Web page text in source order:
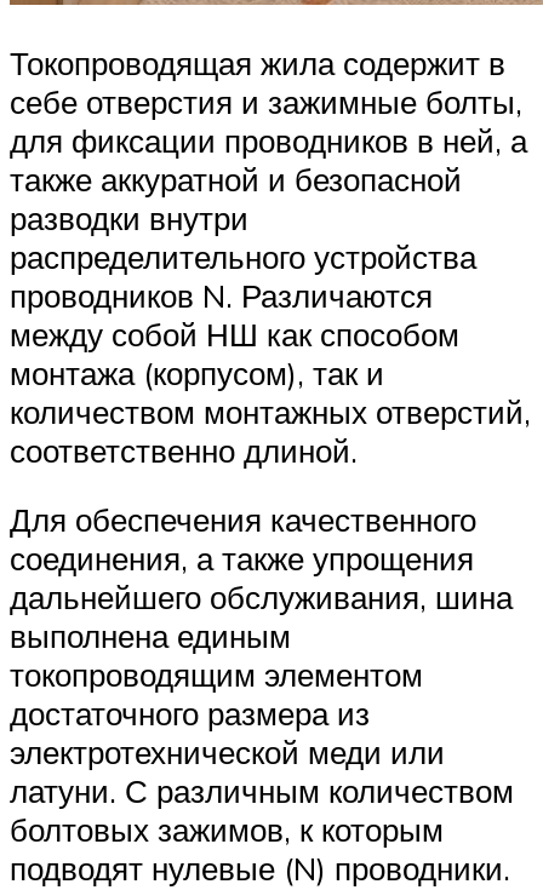
Токопроводящая жила содержит в
себе отверстия и зажимные болты,
для фиксации проводников в ней, а
также аккуратной и безопасной
разводки внутри
распределительного устройства
проводников N. Различаются
между собой НШ как способом
монтажа (корпусом), так и
количеством монтажных отверстий,
соответственно длиной.
Для обеспечения качественного
соединения, а также упрощения
дальнейшего обслуживания, шина
выполнена единым
токопроводящим элементом
достаточного размера из
электротехнической меди или
латуни. С различным количеством
болтовых зажимов, к которым
подводят нулевые (N) проводники.